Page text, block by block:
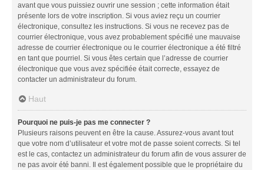
avant que vous puissiez ouvrir une session ; cette information était
présente lors de votre inscription. Si vous aviez reçu un courrier
électronique, consultez les instructions. Si vous ne recevez pas de
courrier électronique, vous avez probablement spécifié une mauvaise
adresse de courrier électronique ou le courrier électronique a été filtré
en tant que pourriel. Si vous êtes certain que l’adresse de courrier
électronique que vous avez spécifiée était correcte, essayez de
contacter un administrateur du forum.
Haut
Pourquoi ne puis-je pas me connecter ?
Plusieurs raisons peuvent en être la cause. Assurez-vous avant tout
que votre nom d’utilisateur et votre mot de passe soient corrects. Si tel
est le cas, contactez un administrateur du forum afin de vous assurer de
ne pas avoir été banni. Il est également possible que le propriétaire du